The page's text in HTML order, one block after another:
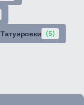
Татуировки (5)